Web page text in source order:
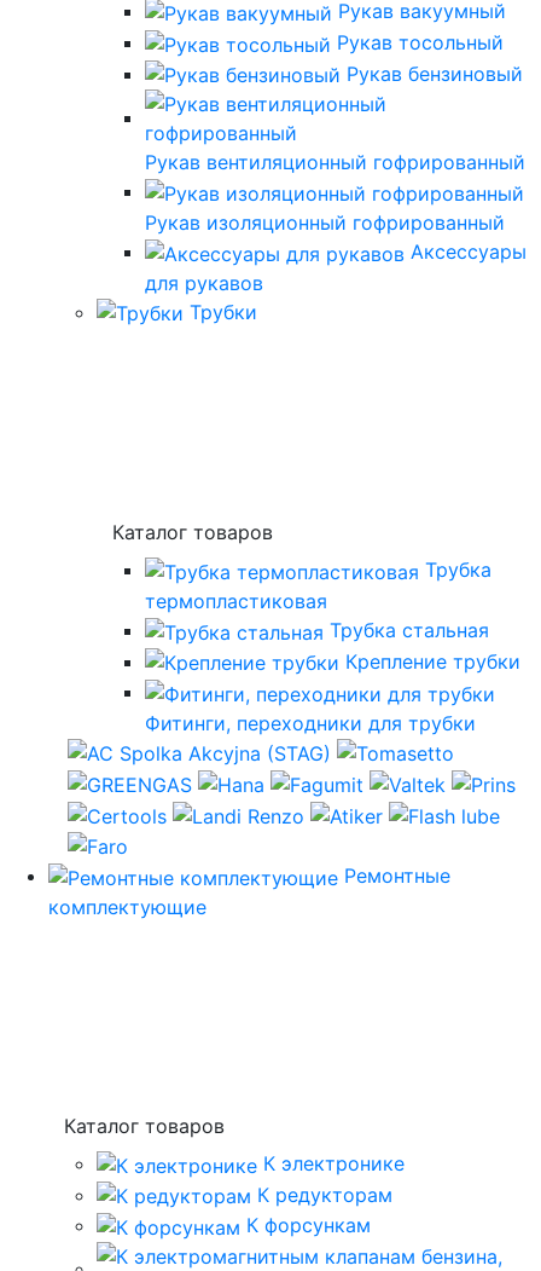
Рукав вакуумный
Рукав тосольный
Рукав бензиновый
Рукав вентиляционный гофрированный
Рукав изоляционный гофрированный
Аксессуары
для рукавов
Трубки
Каталог товаров
Трубка
термопластиковая
Трубка стальная
Крепление трубки
Фитинги, переходники для трубки
Ремонтные
комплектующие
Каталог товаров
К электронике
К редукторам
К форсункам